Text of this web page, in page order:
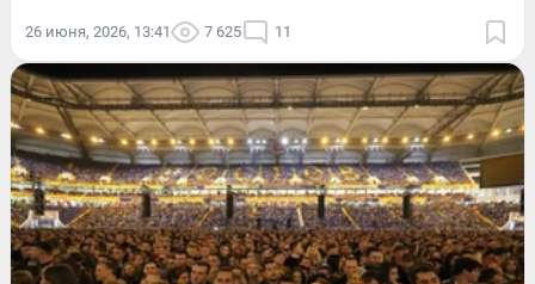
26 июня, 2026, 13:41 7 625 11